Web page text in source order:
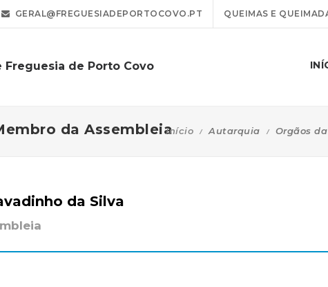
GERAL@FREGUESIADEPORTOCOVO.PT QUEIMAS E
Freguesia de Porto Covo
da AssembleiaInício Autarquia Orgãos
da Silva